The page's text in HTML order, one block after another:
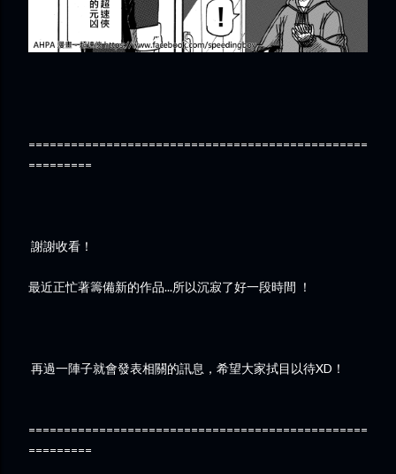
================================================
=========
謝謝收看！
最近正忙著籌備新的作品...所以沉寂了好一段時間 ！
再過一陣子就會發表相關的訊息，希望大家拭目以待XD！
================================================
=========